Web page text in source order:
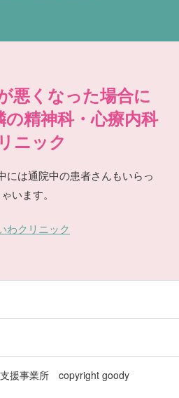
悪くなった場合に
精神科・心療内科
ニック
には通院中の患者さんもいらっ
います。
援事業所 copyrightgoody